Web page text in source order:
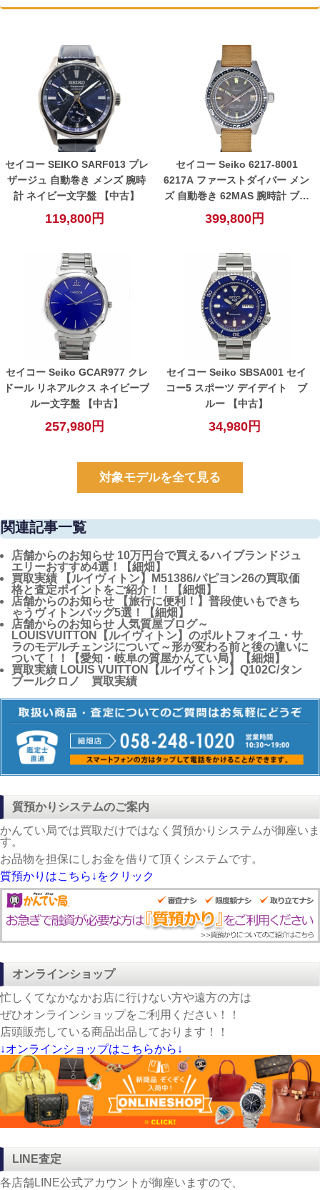
セイコー SEIKO SARF013 プレ
ザージュ 自動巻き メンズ 腕時
計 ネイビー文字盤 【中古】
119,800円
セイコー Seiko 6217-8001
6217A ファーストダイバー メン
ズ 自動巻き 62MAS 腕時計 ブラ
ック グレー【中古】
399,800円
セイコー Seiko GCAR977 クレ
ドール リネアルクス ネイビーブ
ルー文字盤 【中古】
257,980円
セイコー Seiko SBSA001 セイ
コー5 スポーツ デイデイト ブ
ルー 【中古】
34,980円
対象モデルを全て見る
関連記事一覧
店舗からのお知らせ 10万円台で買えるハイブランドジュ
エリーおすすめ4選！【細畑】
買取実績 【ルイヴィトン】M51386/パピヨン26の買取価
格と査定ポイントをご紹介！！【細畑】
店舗からのお知らせ 【旅行に便利！】普段使いもできち
ゃうヴィトンバッグ5選！【細畑】
店舗からのお知らせ 人気質屋ブログ～
LOUISVUITTON【ルイヴィトン】のポルトフォイユ・サ
ラのモデルチェンジについて～形が変わる前と後の違いに
ついて！！【愛知・岐阜の質屋かんてい局】【細畑】
買取実績 LOUIS VUITTON【ルイヴィトン】Q102C/タン
ブールクロノ 買取実績
質預かりシステムのご案内
かんてい局では買取だけではなく質預かりシステムが御座いま
す。
お品物を担保にしお金を借りて頂くシステムです。
質預かりはこちら↓をクリック
オンラインショップ
忙しくてなかなかお店に行けない方や遠方の方は
ぜひオンラインショップをご利用ください！！
店頭販売している商品出品しております！！
↓オンラインショップはこちらから↓
LINE査定
各店舗LINE公式アカウントが御座いますので、